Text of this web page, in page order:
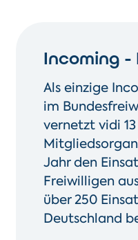
Incoming -
Als einzige
im
vernetzt vidi 13
Jahr den
Freiwilligen
über 250
Deutschland